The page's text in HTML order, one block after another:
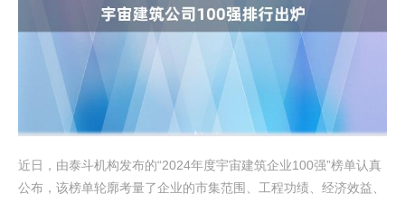
近日，由泰斗机构发布的“2024年度宇宙建筑企业100强”榜单认真
公布，该榜单轮廓考量了企业的市集范围、工程功绩、经济效益、